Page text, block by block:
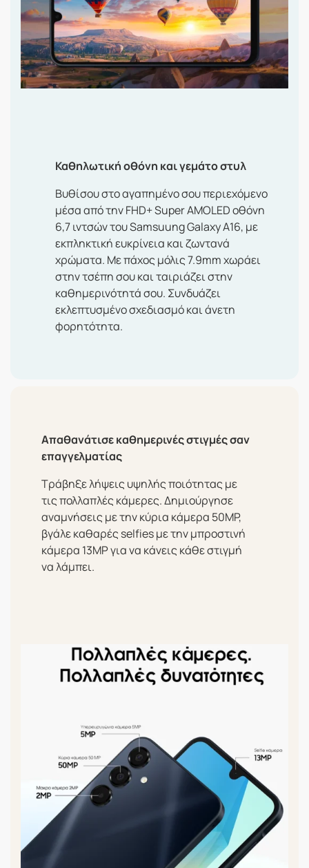
Καθηλωτική οθόνη και γεμάτο στυλ
Βυθίσου στο αγαπημένο σου περιεχόμενο
μέσα από την FHD+ Super AMOLED οθόνη
6,7 ιντσών του Samsuung Galaxy A16, με
εκπληκτική ευκρίνεια και ζωντανά
χρώματα. Με πάχος μόλις 7.9mm χωράει
στην τσέπη σου και ταιριάζει στην
καθημερινότητά σου. Συνδυάζει
εκλεπτυσμένο σχεδιασμό και άνετη
φορητότητα.
Απαθανάτισε καθημερινές στιγμές σαν
επαγγελματίας
Τράβηξε λήψεις υψηλής ποιότητας με
τις πολλαπλές κάμερες. Δημιούργησε
αναμνήσεις με την κύρια κάμερα 50MP,
βγάλε καθαρές selfies με την μπροστινή
κάμερα 13MP για να κάνεις κάθε στιγμή
να λάμπει.